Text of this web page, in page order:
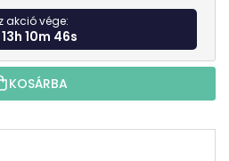
akció vége:
10m 46s
KOSÁRBA